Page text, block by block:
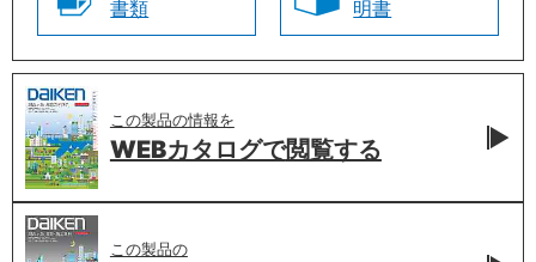
書類
明書
この製品の情報を
WEBカタログで閲覧する
この製品の